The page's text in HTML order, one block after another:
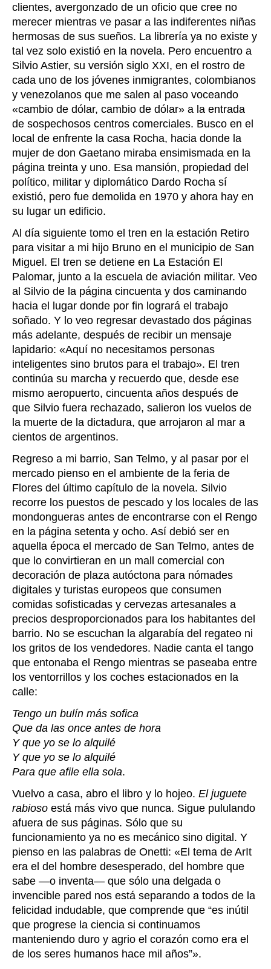
clientes, avergonzado de un oficio que cree no
merecer mientras ve pasar a las indiferentes niñas
hermosas de sus sueños. La librería ya no existe y
tal vez solo existió en la novela. Pero encuentro a
Silvio Astier, su versión siglo XXI, en el rostro de
cada uno de los jóvenes inmigrantes, colombianos
y venezolanos que me salen al paso voceando
«cambio de dólar, cambio de dólar» a la entrada
de sospechosos centros comerciales. Busco en el
local de enfrente la casa Rocha, hacia donde la
mujer de don Gaetano miraba ensimismada en la
página treinta y uno. Esa mansión, propiedad del
político, militar y diplomático Dardo Rocha sí
existió, pero fue demolida en 1970 y ahora hay en
su lugar un edificio.
Al día siguiente tomo el tren en la estación Retiro
para visitar a mi hijo Bruno en el municipio de San
Miguel. El tren se detiene en La Estación El
Palomar, junto a la escuela de aviación militar. Veo
al Silvio de la página cincuenta y dos caminando
hacia el lugar donde por fin logrará el trabajo
soñado. Y lo veo regresar devastado dos páginas
más adelante, después de recibir un mensaje
lapidario: «Aquí no necesitamos personas
inteligentes sino brutos para el trabajo». El tren
continúa su marcha y recuerdo que, desde ese
mismo aeropuerto, cincuenta años después de
que Silvio fuera rechazado, salieron los vuelos de
la muerte de la dictadura, que arrojaron al mar a
cientos de argentinos.
Regreso a mi barrio, San Telmo, y al pasar por el
mercado pienso en el ambiente de la feria de
Flores del último capítulo de la novela. Silvio
recorre los puestos de pescado y los locales de las
mondongueras antes de encontrarse con el Rengo
en la página setenta y ocho. Así debió ser en
aquella época el mercado de San Telmo, antes de
que lo convirtieran en un mall comercial con
decoración de plaza autóctona para nómades
digitales y turistas europeos que consumen
comidas sofisticadas y cervezas artesanales a
precios desproporcionados para los habitantes del
barrio. No se escuchan la algarabía del regateo ni
los gritos de los vendedores. Nadie canta el tango
que entonaba el Rengo mientras se paseaba entre
los ventorrillos y los coches estacionados en la
calle:
Tengo un bulín más sofica
Que da las once antes de hora
Y que yo se lo alquilé
Y que yo se lo alquilé
Para que afile ella sola.
Vuelvo a casa, abro el libro y lo hojeo. El juguete
rabioso está más vivo que nunca. Sigue pululando
afuera de sus páginas. Sólo que su
funcionamiento ya no es mecánico sino digital. Y
pienso en las palabras de Onetti: «El tema de ArIt
era el del hombre desesperado, del hombre que
sabe —o inventa— que sólo una delgada o
invencible pared nos está separando a todos de la
felicidad indudable, que comprende que “es inútil
que progrese la ciencia si continuamos
manteniendo duro y agrio el corazón como era el
de los seres humanos hace mil años”».